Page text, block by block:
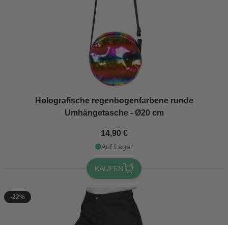
Holografische regenbogenfarbene runde
Umhängetasche - Ø20 cm
14,90 €
Auf Lager
KAUFEN
-22%